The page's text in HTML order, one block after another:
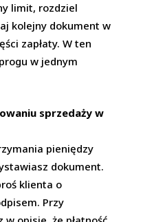
limit, rozdziel
kolejny dokument w
zapłaty. W ten
w jednym
sprzedaży w
pieniędzy
dokument.
klienta o
Przy